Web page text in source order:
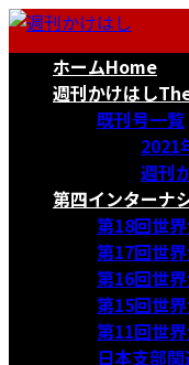
コ
ナ
ホームHome
週刊かけはし
既刊号一覧
2021
週刊
第四インターナ
第18回世
第17回世
第16回世
第15回世
第11回世
日本支部